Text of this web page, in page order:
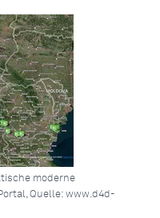
moderne
Quelle: www.d4d-